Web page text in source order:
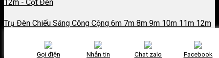
Trụ Đèn Chiếu Sáng Công Cộng 6m 7m 8m 9m 10m 11m 12m
Gọi điện Nhắn tin Chat zalo Facebook